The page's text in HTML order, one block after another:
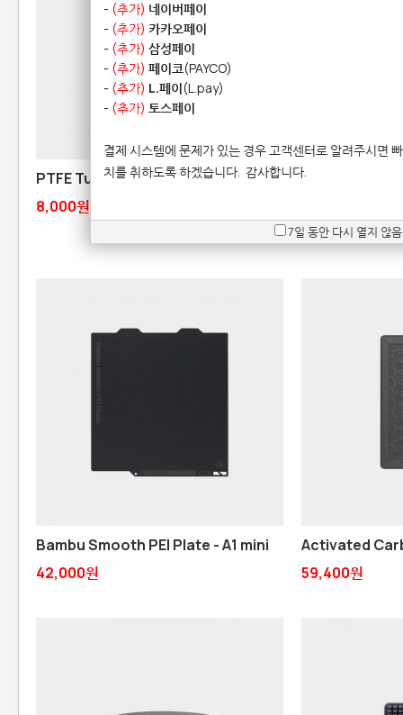
PTFE Tube Connector
8,000원
Bambu 4-in-1
Bambu Smooth PEI Plate - A1 mini
42,000원
Activated
59,400원
- (추가) 네이버페이
- (추가) 카카오페이
- (추가) 삼성페이
- (추가) 페이코(PAYCO)
- (추가) L.페이(L.pay)
- (추가) 토스페이
결제 시스템에 문제가 있는 경우 고객센터로 알려주시면
치를 취하도록 하겠습니다. 감사합니다.
7일 동안 다시 열지 않음